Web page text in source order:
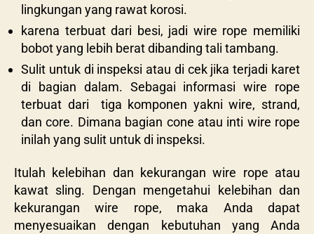
lingkungan yang rawat korosi.
karena terbuat dari besi, jadi wire rope memiliki
bobot yang lebih berat dibanding tali tambang.
Sulit untuk di inspeksi atau di cek jika terjadi karet
di bagian dalam. Sebagai informasi wire rope
terbuat dari tiga komponen yakni wire, strand,
dan core. Dimana bagian cone atau inti wire rope
inilah yang sulit untuk di inspeksi.
Itulah kelebihan dan kekurangan wire rope atau
kawat sling. Dengan mengetahui kelebihan dan
kekurangan wire rope, maka Anda dapat
menyesuaikan dengan kebutuhan yang Anda